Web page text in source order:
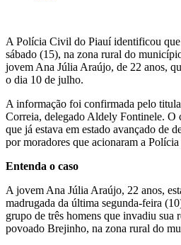
A Polícia Civil do Piauí identificou que
sábado (15), na zona rural do
jovem Ana Júlia Araújo, de 22 anos,
o dia 10 de julho.
A informação foi confirmada pelo
Correia, delegado Aldely Fontinele. O
que já estava em estado avançado de
por moradores que acionaram a
Entenda o caso
A jovem Ana Júlia Araújo, 22 anos,
madrugada da última segunda-feira
grupo de três homens que invadiu sua
povoado Brejinho, na zona rural do